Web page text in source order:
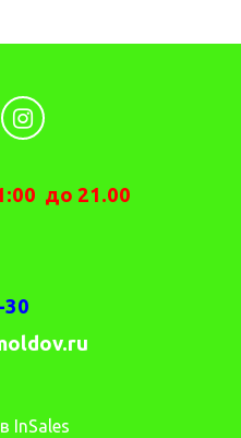
до 21.00
InSales